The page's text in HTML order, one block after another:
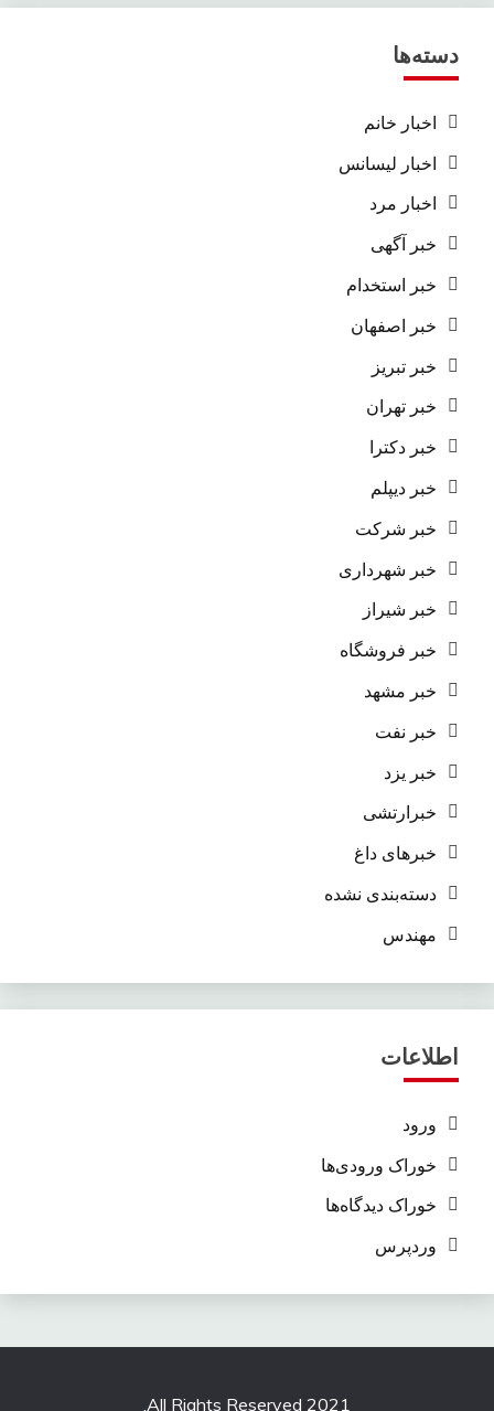
دسته‌ها
اخبار خانم
اخبار لیسانس
اخبار مرد
خبر آگهی
خبر استخدام
خبر اصفهان
خبر تبریز
خبر تهران
خبر دکترا
خبر دیپلم
خبر شرکت
خبر شهرداری
خبر شیراز
خبر فروشگاه
خبر مشهد
خبر نفت
خبر یزد
خبرارتشی
خبرهای داغ
دسته‌بندی نشده
مهندس
اطلاعات
ورود
خوراک ورودی‌ها
خوراک دیدگاه‌ها
وردپرس
All Rights Reserved 2021.